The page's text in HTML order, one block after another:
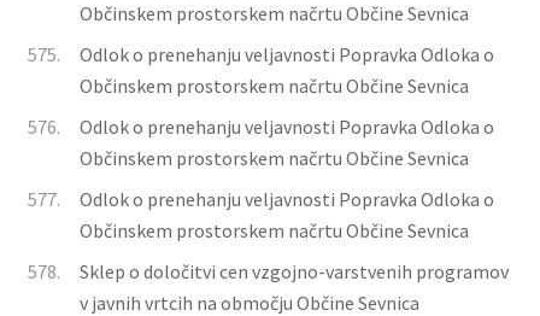
Občinskem prostorskem načrtu Občine Sevnica
575.
Odlok o prenehanju veljavnosti Popravka Odloka o
Občinskem prostorskem načrtu Občine Sevnica
576.
Odlok o prenehanju veljavnosti Popravka Odloka o
Občinskem prostorskem načrtu Občine Sevnica
577.
Odlok o prenehanju veljavnosti Popravka Odloka o
Občinskem prostorskem načrtu Občine Sevnica
578.
Sklep o določitvi cen vzgojno-varstvenih programov
v javnih vrtcih na območju Občine Sevnica